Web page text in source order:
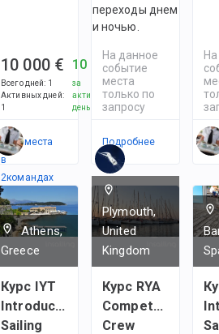
10 000 €
Всего дней: 1
Активных дней:
1
10 000 €
за
активный
день
Есть места
в
2командах
переходы днем
и ночью.
На данное
событие
места
только по
запросу
Подробнее
Athens,
Greece
Курс IYT
Introductory
Sailing
Plymouth,
United
Kingdom
Курс RYA
Competent
Crew